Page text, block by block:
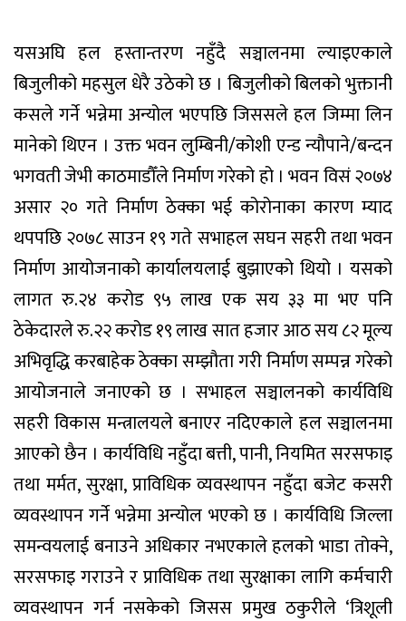
यसअघि हल हस्तान्तरण नहुँदै सञ्चालनमा ल्याइएकाले
बिजुलीको महसुल धेरै उठेको छ । बिजुलीको बिलको भुक्तानी
कसले गर्ने भन्नेमा अन्योल भएपछि जिससले हल जिम्मा लिन
मानेको थिएन । उक्त भवन लुम्बिनी/कोशी एन्ड न्यौपाने/बन्दन
भगवती जेभी काठमाडौँले निर्माण गरेको हो । भवन विसं २०७४
असार २० गते निर्माण ठेक्का भई कोरोनाका कारण म्याद
थपपछि २०७८ साउन १९ गते सभाहल सघन सहरी तथा भवन
निर्माण आयोजनाको कार्यालयलाई बुझाएको थियो । यसको
लागत रु.२४ करोड ९५ लाख एक सय ३३ मा भए पनि
ठेकेदारले रु.२२ करोड १९ लाख सात हजार आठ सय ८२ मूल्य
अभिवृद्धि करबाहेक ठेक्का सम्झौता गरी निर्माण सम्पन्न गरेको
आयोजनाले जनाएको छ । सभाहल सञ्चालनको कार्यविधि
सहरी विकास मन्त्रालयले बनाएर नदिएकाले हल सञ्चालनमा
आएको छैन । कार्यविधि नहुँदा बत्ती, पानी, नियमित सरसफाइ
तथा मर्मत, सुरक्षा, प्राविधिक व्यवस्थापन नहुँदा बजेट कसरी
व्यवस्थापन गर्ने भन्नेमा अन्योल भएको छ । कार्यविधि जिल्ला
समन्वयलाई बनाउने अधिकार नभएकाले हलको भाडा तोक्ने,
सरसफाइ गराउने र प्राविधिक तथा सुरक्षाका लागि कर्मचारी
व्यवस्थापन गर्न नसकेको जिसस प्रमुख ठकुरीले ‘त्रिशूली